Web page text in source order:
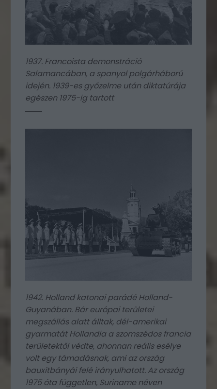
1937. Francoista demonstráció
Salamancában, a spanyol polgárháború
idején. 1939-es győzelme után diktatúrája
egészen 1975-ig tartott
1942. Holland katonai parádé Holland-
Guyanában. Bár európai területei
megszállás alatt álltak, dél-amerikai
gyarmatát Hollandia a szomszédos francia
területektől védte, ahonnan reális esélye
volt egy támadásnak, ami az ország
bauxitbányái felé irányulhatott. Az ország
1975 óta független, Suriname néven